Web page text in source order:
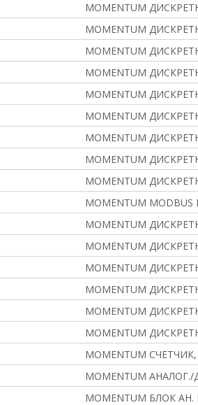
MOMENTUM
MOMENTUM
MOMENTUM
MOMENTUM
MOMENTUM
MOMENTUM
MOMENTUM
MOMENTUM
MOMENTUM
MOMENTUM MODBUS
MOMENTUM
MOMENTUM
MOMENTUM
MOMENTUM
MOMENTUM
MOMENTUM
MOMENTUM
MOMENTUM
MOMENTUM БЛОК